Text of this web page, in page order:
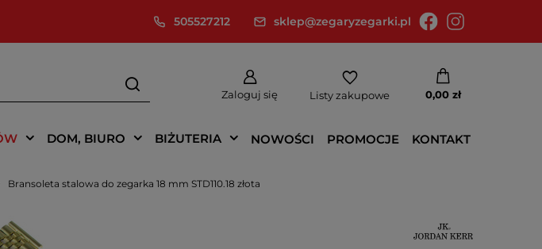
505527212 sklep@zegaryzegarki.pl
Zaloguj się Listy zakupowe 0,00 zł
DOM, BIURO BIŻUTERIA NOWOŚCI PROMOCJE KONTAKT
Bransoleta stalowa do zegarka 18 mm STD110.18 złota